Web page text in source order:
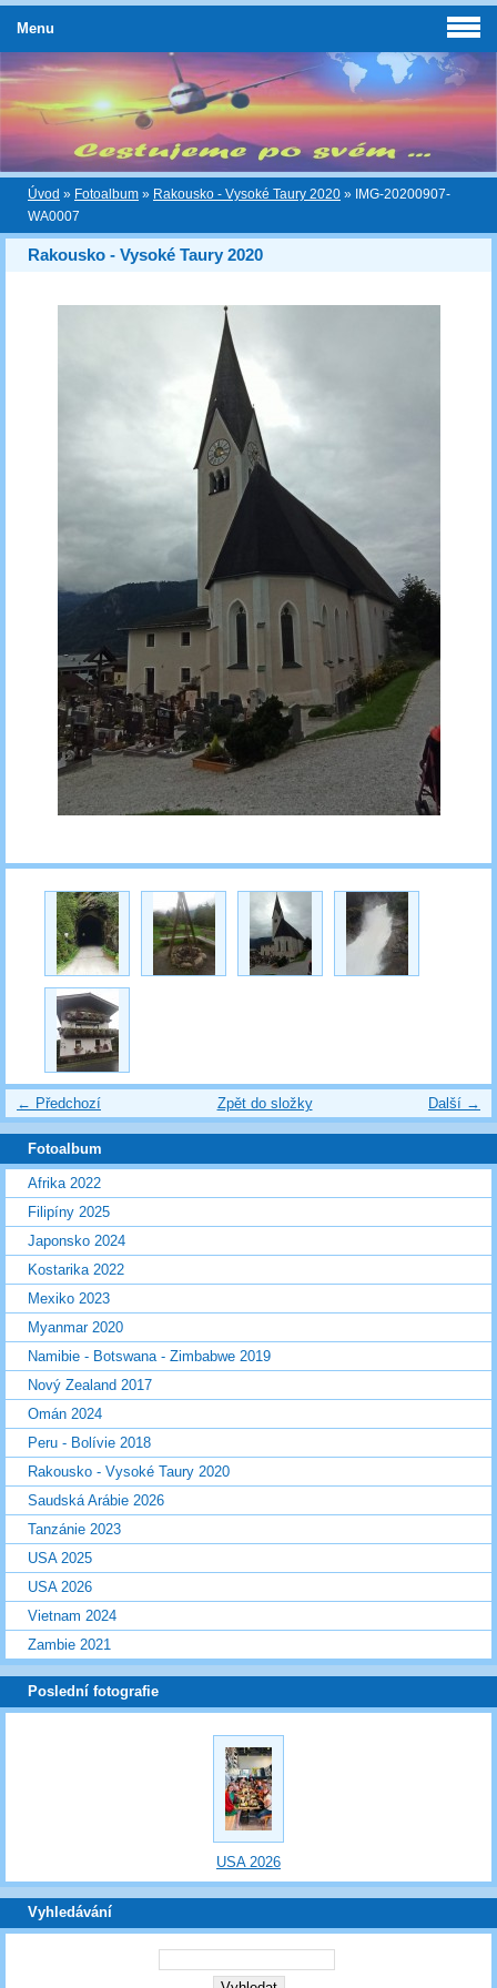
Úvod » Fotoalbum » Rakousko - Vysoké Taury 2020 »
IMG-20200907-
WA0007
Rakousko - Vysoké Taury 2020
← Předchozí Další →
Zpět do složky
Menu
Fotoalbum
Afrika 2022
Filipíny 2025
Japonsko 2024
Kostarika 2022
Mexiko 2023
Myanmar 2020
Namibie - Botswana - Zimbabwe 2019
Nový Zealand 2017
Omán 2024
Peru - Bolívie 2018
Rakousko - Vysoké Taury 2020
Saudská Arábie 2026
Tanzánie 2023
USA 2025
USA 2026
Vietnam 2024
Zambie 2021
Poslední fotografie
USA 2026
Vyhledávání